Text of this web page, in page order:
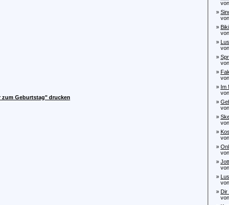
zum Geburtstag" drucken
von
»
von
»
von
»
von
»
von
»
von
» Im
von
»
von
»
von
»
von
»
von
»
von
»
von
» Dir
von